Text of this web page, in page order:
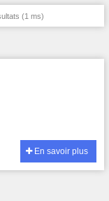
(1 ms)
En savoir plus